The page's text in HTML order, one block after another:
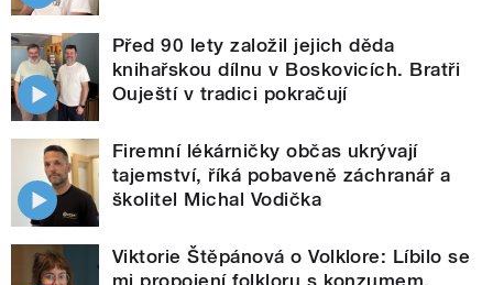
Před 90 lety založil jejich děda
knihařskou dílnu v Boskovicích. Bratři
Ouještí v tradici pokračují
Firemní lékárničky občas ukrývají
tajemství, říká pobaveně záchranář a
školitel Michal Vodička
Viktorie Štěpánová o Volklore: Líbilo se
mi propojení folkloru s konzumem,